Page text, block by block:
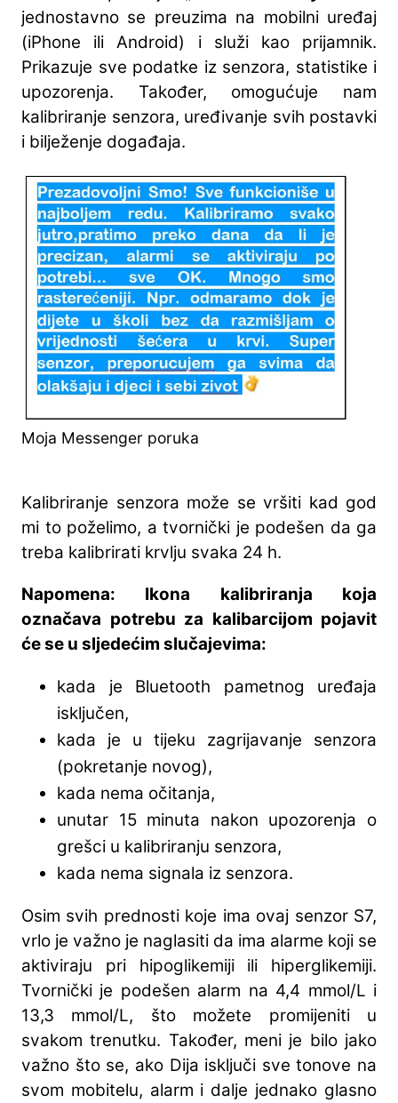
jednostavno se preuzima na mobilni uređaj
(iPhone ili Android) i služi kao prijamnik.
Prikazuje sve podatke iz senzora, statistike i
upozorenja. Također, omogućuje nam
kalibriranje senzora, uređivanje svih postavki
i bilježenje događaja.
Moja Messenger poruka
Kalibriranje senzora može se vršiti kad god
mi to poželimo, a tvornički je podešen da ga
treba kalibrirati krvlju svaka 24 h.
Napomena: Ikona kalibriranja koja
označava potrebu za kalibarcijom pojavit
će se u sljedećim slučajevima:
kada je Bluetooth pametnog uređaja
isključen,
kada je u tijeku zagrijavanje senzora
(pokretanje novog),
kada nema očitanja,
unutar 15 minuta nakon upozorenja o
grešci u kalibriranju senzora,
kada nema signala iz senzora.
Osim svih prednosti koje ima ovaj senzor S7,
vrlo je važno je naglasiti da ima alarme koji se
aktiviraju pri hipoglikemiji ili hiperglikemiji.
Tvornički je podešen alarm na 4,4 mmol/L i
13,3 mmol/L, što možete promijeniti u
svakom trenutku. Također, meni je bilo jako
važno što se, ako Dija isključi sve tonove na
svom mobitelu, alarm i dalje jednako glasno